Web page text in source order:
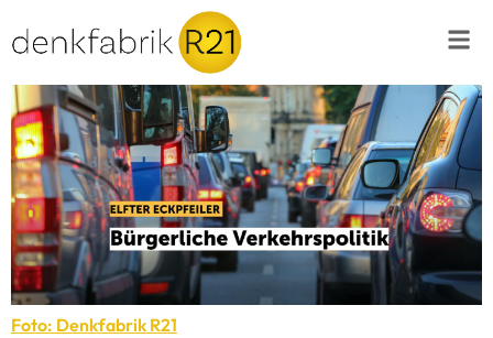
Foto: Denkfabrik R21